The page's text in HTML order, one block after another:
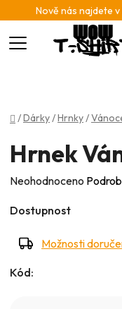
Nově nás najdete
Domů
/Dárky/Hrnky/
Dostupnost
Možnosti
Kód:
Hrnek
Průměrné
produktu
z
Neohodnoceno